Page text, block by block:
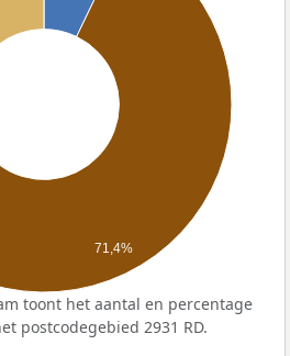
71,4%
toont het aantal en percentage
postcodegebied 2931 RD.